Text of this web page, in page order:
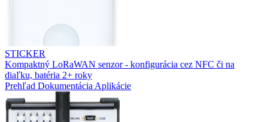
STICKER
Kompaktný LoRaWAN senzor - konfigurácia cez NFC či na
diaľku, batéria 2+ roky
Prehľad Dokumentácia Aplikácie